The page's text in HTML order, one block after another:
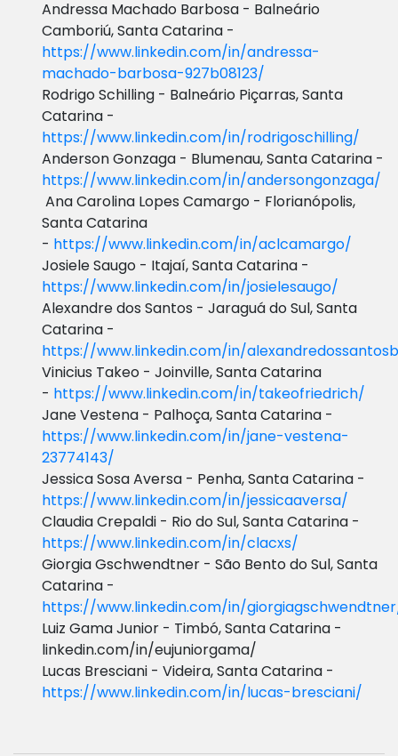
Andressa Machado Barbosa - Balneário
Camboriú, Santa Catarina -
https://www.linkedin.com/in/andressa-
machado-barbosa-927b08123/
Rodrigo Schilling - Balneário Piçarras, Santa
Catarina -
https://www.linkedin.com/in/rodrigoschilling/
Anderson Gonzaga - Blumenau, Santa Catarina -
https://www.linkedin.com/in/andersongonzaga/
Ana Carolina Lopes Camargo - Florianópolis,
Santa Catarina
- https://www.linkedin.com/in/aclcamargo/
Josiele Saugo - Itajaí, Santa Catarina -
https://www.linkedin.com/in/josielesaugo/
Alexandre dos Santos - Jaraguá do Sul, Santa
Catarina -
https://www.linkedin.com/in/
Vinicius Takeo - Joinville, Santa Catarina
- https://www.linkedin.com/in/takeofriedrich/
Jane Vestena - Palhoça, Santa Catarina -
https://www.linkedin.com/in/jane-vestena-
23774143/
Jessica Sosa Aversa - Penha, Santa Catarina -
https://www.linkedin.com/in/jessicaaversa/
Claudia Crepaldi - Rio do Sul, Santa Catarina -
https://www.linkedin.com/in/clacxs/
Giorgia Gschwendtner - São Bento do Sul, Santa
Catarina -
https://www.linkedin.com/in/
Luiz Gama Junior - Timbó, Santa Catarina -
linkedin.com/in/eujuniorgama/
Lucas Bresciani - Videira, Santa Catarina -
https://www.linkedin.com/in/lucas-bresciani/